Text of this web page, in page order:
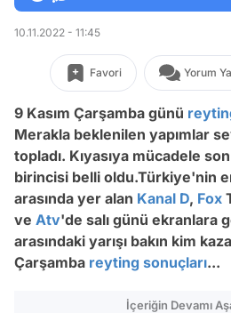
10.11.2022 - 11:45
Favori Yorum
9 Kasım Çarşamba günü
Merakla beklenilen yapımlar
topladı. Kıyasıya mücadele
birincisi belli oldu.Türkiye'nin
arasında yer alan Kanal D, Fox
ve Atv'de salı günü ekranlara
arasındaki yarışı bakın kim
Çarşamba reyting sonuçları...
İçeriğin Devamı